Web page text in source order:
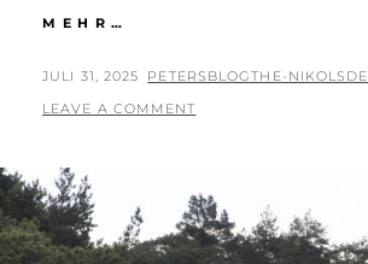
MEHR…
POSTED
ON
JULI 31, 2025 BY
PETERSBLOGTHE-NIKOLSDE
LEAVE A COMMENT